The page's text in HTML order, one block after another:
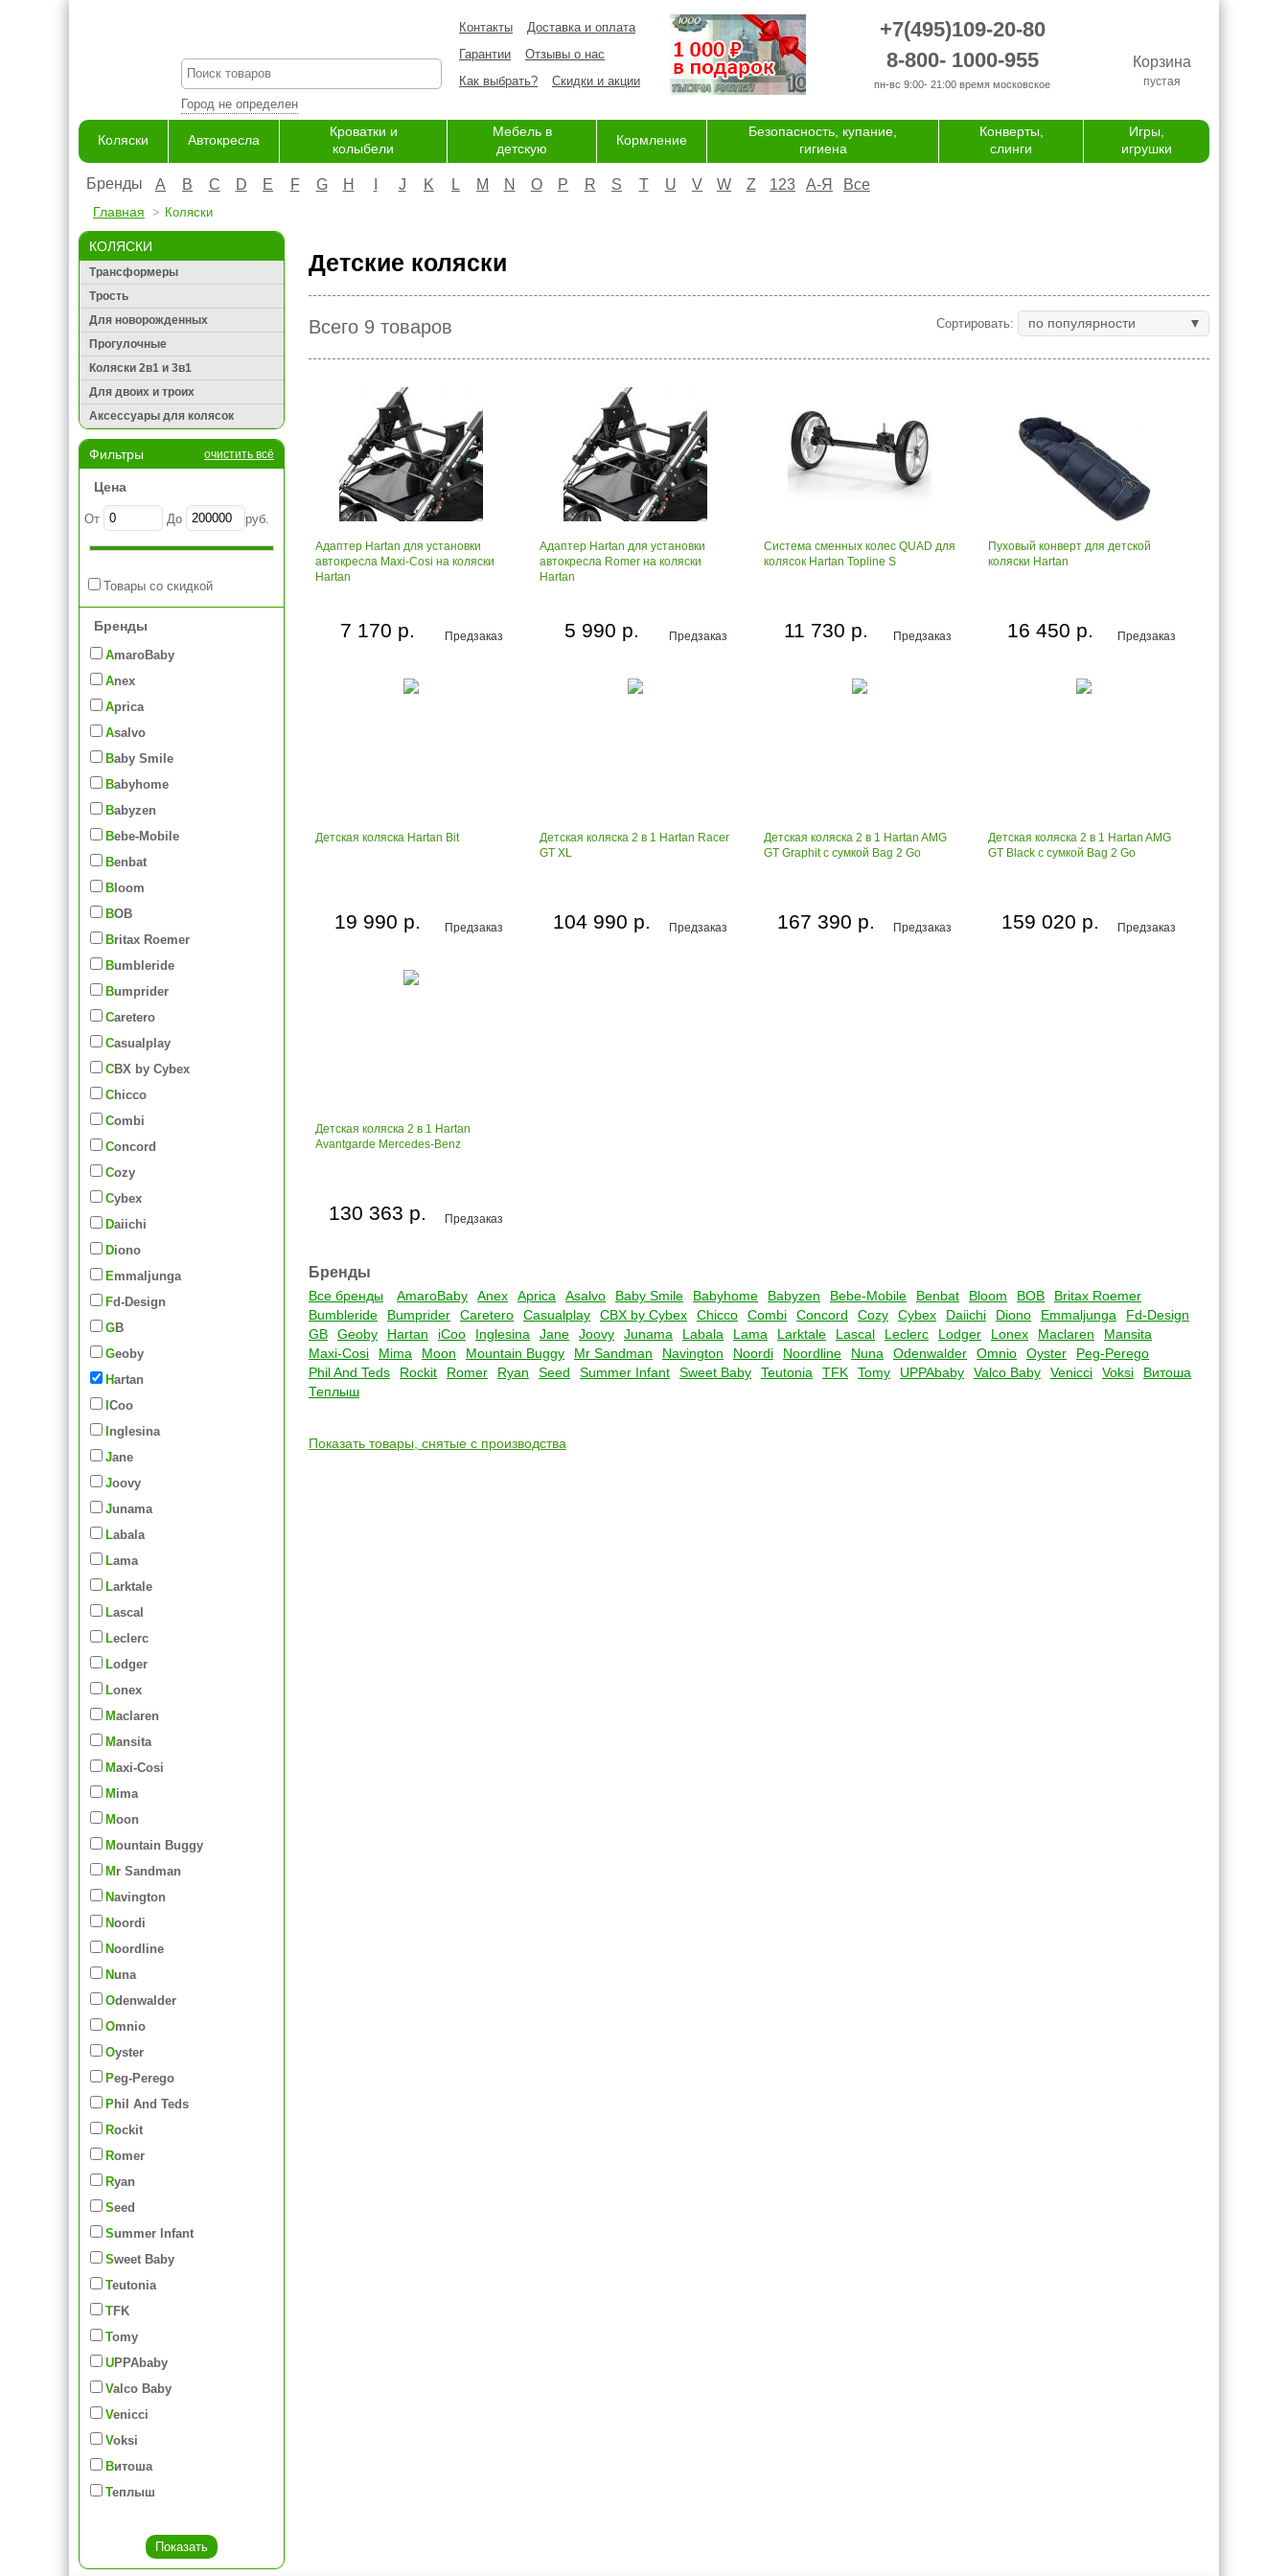
Город не определен
Контакты
Доставка и оплата
Гарантии
Отзывы о нас
Как выбрать?
Скидки и акции
+7(495)109-20-80
8-800- 1000-955
пн-вс 9:00- 21:00 время московское
Корзина
пустая
Коляски Автокресла
Кроватки и
колыбели
Мебель в
детскую
Кормление
Безопасность, купание,
гигиена
Конверты,
слинги
Игры,
игрушки
Бренды A B C D E F G H J K L M N O P R S T U V W Z 123 А-Я Все
Главная Коляски
КОЛЯСКИ
Трансформеры
Трость
Для новорожденных
Прогулочные
Коляски 2в1 и 3в1
Для двоих и троих
Аксессуары для колясок
Фильтры очистить всё
Цена
От До руб.
Товары со скидкой
Бренды
AmaroBaby
Anex
Aprica
Asalvo
Baby Smile
Babyhome
Babyzen
Bebe-Mobile
Benbat
Bloom
BOB
Britax Roemer
Bumbleride
Bumprider
Caretero
Casualplay
CBX by Cybex
Chicco
Combi
Concord
Cozy
Cybex
Daiichi
Diono
Emmaljunga
Fd-Design
GB
Geoby
Hartan
iCoo
Inglesina
Jane
Joovy
Junama
Labala
Lama
Larktale
Lascal
Leclerc
Lodger
Lonex
Maclaren
Mansita
Maxi-Cosi
Mima
Moon
Mountain Buggy
Mr Sandman
Navington
Noordi
Noordline
Nuna
Odenwalder
Omnio
Oyster
Peg-Perego
Phil And Teds
Rockit
Romer
Ryan
Seed
Summer Infant
Sweet Baby
Teutonia
TFK
Tomy
UPPAbaby
Valco Baby
Venicci
Voksi
Витоша
Теплыш
Детские коляски
Всего 9 товаров Сортировать: по популярности
Адаптер Hartan для установки
автокресла Maxi-Cosi на коляски
Hartan
Предзаказ
7 170 р.
Адаптер Hartan для установки
автокресла Romer на коляски
Hartan
Предзаказ
5 990 р.
Система сменных колес QUAD для
колясок Hartan Topline S
Предзаказ
11 730 р.
Пуховый конверт для детской
коляски Hartan
Предзаказ
16 450 р.
Детская коляска Hartan Bit
Предзаказ
19 990 р.
Детская коляска 2 в 1 Hartan Racer
GT XL
Предзаказ
104 990 р.
Детская коляска 2 в 1 Hartan AMG
GT Graphit с сумкой Bag 2 Go
Предзаказ
167 390 р.
Детская коляска 2 в 1 Hartan AMG
GT Black с сумкой Bag 2 Go
Предзаказ
159 020 р.
Детская коляска 2 в 1 Hartan
Avantgarde Mercedes-Benz
Предзаказ
130 363 р.
Бренды
Все бренды AmaroBaby Anex Aprica Asalvo Baby Smile Babyhome Babyzen Bebe-Mobile Benbat Bloom BOB
Britax Roemer
Bumbleride
Bumprider Caretero Casualplay CBX by Cybex Chicco Combi Concord Cozy Cybex Daiichi Diono Emmaljunga
Fd-Design
GB
Geoby Hartan iCoo Inglesina Jane Joovy Junama Labala Lama Larktale Lascal Leclerc Lodger Lonex Maclaren
Mansita
Maxi-Cosi
Mima Moon Mountain Buggy Mr Sandman Navington Noordi Noordline Nuna Odenwalder Omnio Oyster
Peg-Perego
Phil And Teds
Rockit Romer Ryan Seed Summer Infant Sweet Baby Teutonia TFK Tomy UPPAbaby Valco Baby Venicci Voksi
Витоша
Теплыш
Показать товары, снятые с производства